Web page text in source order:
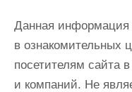
Данная информация
в ознакомительных
посетителям сайта
и компаний. Не